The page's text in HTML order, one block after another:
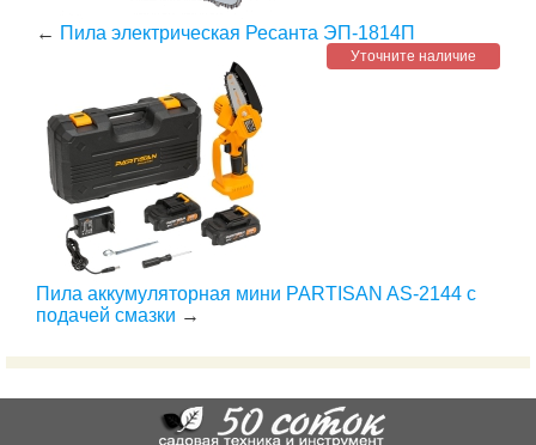
← Пила электрическая Ресанта ЭП-1814П
Уточните наличие
Пила аккумуляторная мини PARTISAN AS-2144 с
подачей смазки →